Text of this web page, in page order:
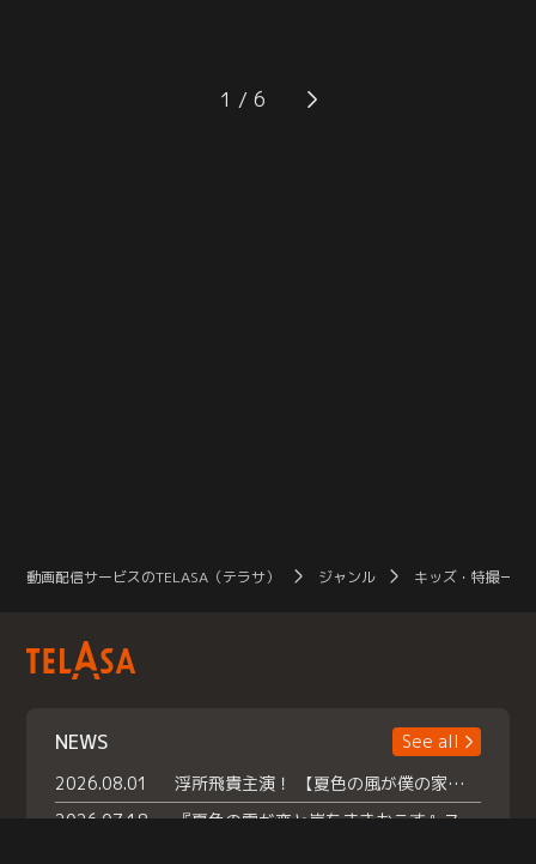
いに乗ろうとするが、試合の最中ソ
アラにとんでもない変化が訪れる！
て画家としての自分にもファンがい
たことを思うのだった。会場全体を
1
動画配信サービスのTELASA（テラサ） ジャンル キッズ・特撮一覧
NEWS
See all
2026.08.01
浮所飛貴主演！ 【夏色の風が僕の家にやってきた】 本日よりテラサで独占配信スタート！
2026.07.18
『夏色の雲が恋と嵐をまきおこす』スペシャルメイキング 【Part1】2026年７月18日（土）23時30分～配信スタート！話題のシーンの裏側を大公開！豪華キャスト大集合！ 『武宮家 真夏の家族会議』開催！